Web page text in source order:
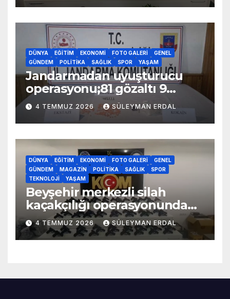
DÜNYA EĞITIM EKONOMI FOTO GALERI
GENEL
GÜNDEM
POLITIKA SAĞLIK SPOR YAŞAM
Jandarmadan uyuşturucu
operasyonu;81 gözaltı 9
tutuklama
4 TEMMUZ 2026 SÜLEYMAN ERDAL
DÜNYA EĞITIM EKONOMI FOTO GALERI
GENEL
GÜNDEM
MAGAZIN POLITIKA SAĞLIK
SPOR
TEKNOLOJI
YAŞAM
Beyşehir merkezli silah
kaçakçılığı operasyonunda
70 adet kaçak silah yakalandı
4 TEMMUZ 2026 SÜLEYMAN ERDAL